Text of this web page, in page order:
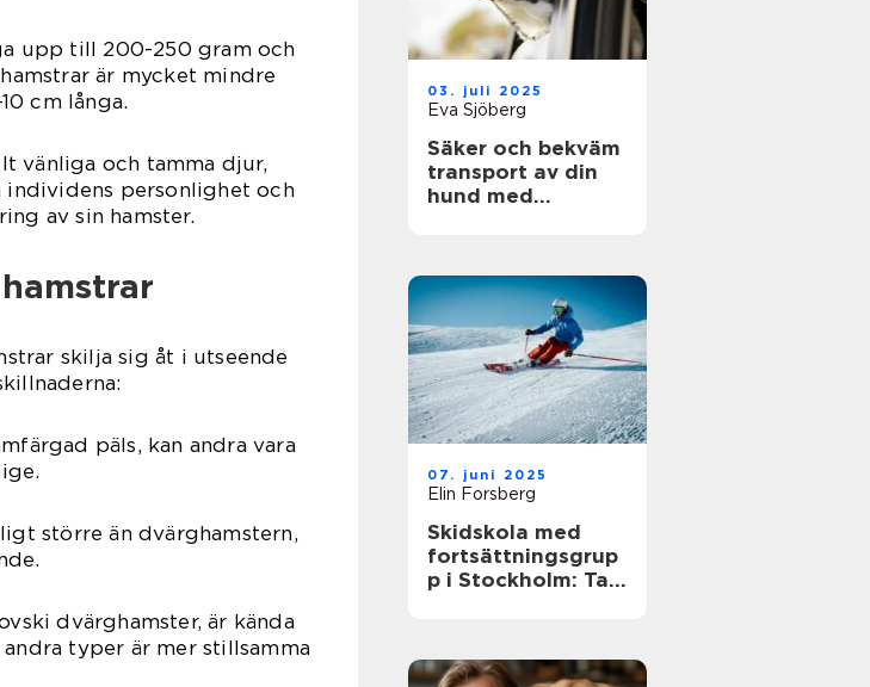
upp till 200-250 gram och
är mycket mindre
cm långa.
vänliga och tamma djur,
individens personlighet och
av sin hamster.
skilja sig åt i utseende
päls, kan andra vara
större än dvärghamstern,
dvärghamster, är kända
typer är mer stillsamma
03. juli 2025
Eva Sjöberg
Säker och bekväm
transport av din
hund med
07. juni 2025
Elin Forsberg
Skidskola med
fortsättningsgrup
p i Stockholm: Ta